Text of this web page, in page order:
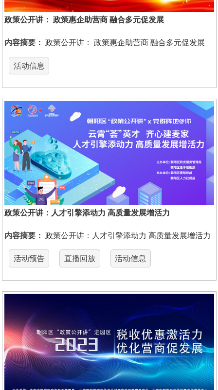
政策公开讲： 政策惠企助营商 融合多元促发展
内容摘要： 政策公开讲： 政策惠企助营商 融合多元促发展
活动信息
政策公开讲：人才引擎添动力 高质量发展增活力
内容摘要： 政策公开讲：人才引擎添动力 高质量发展增活力
活动预告 直播回放 活动信息